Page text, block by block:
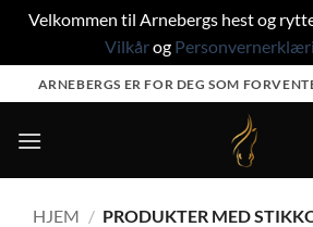
Velkommen til Arnebergs hest og
Vilkårog
to
content
ARNEBERGS ER FOR DEG SOM
HJEM / PRODUKTER MED